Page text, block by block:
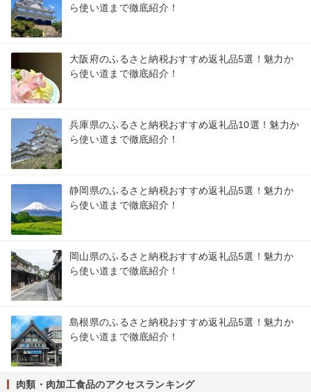
ら使い道まで徹底紹介！
大阪府のふるさと納税おすすめ返礼品5選！魅力か
ら使い道まで徹底紹介！
兵庫県のふるさと納税おすすめ返礼品10選！魅力か
ら使い道まで徹底紹介！
静岡県のふるさと納税おすすめ返礼品5選！魅力か
ら使い道まで徹底紹介！
岡山県のふるさと納税おすすめ返礼品5選！魅力か
ら使い道まで徹底紹介！
島根県のふるさと納税おすすめ返礼品5選！魅力か
ら使い道まで徹底紹介！
肉類・肉加工食品のアクセスランキング